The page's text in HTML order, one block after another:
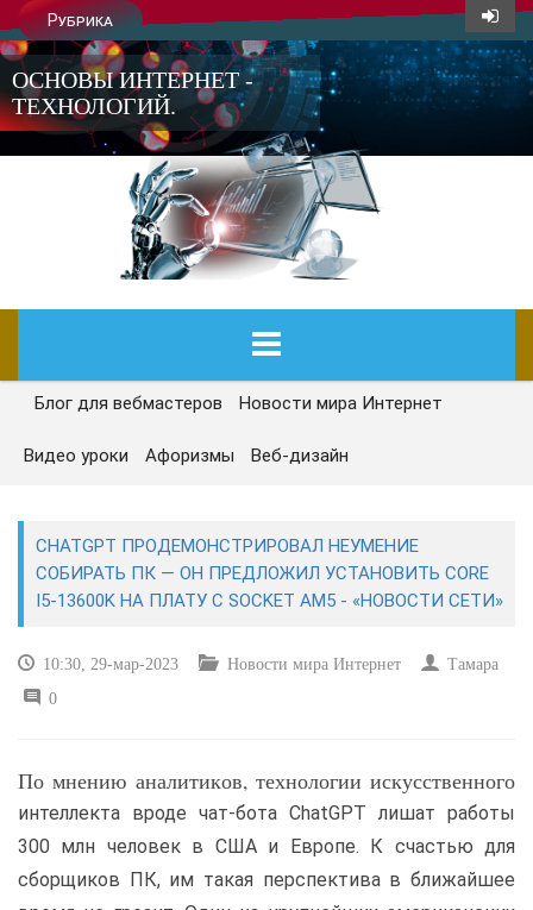
Рубрика
ОСНОВЫ ИНТЕРНЕТ -
ТЕХНОЛОГИЙ.
ГЛАВНАЯ
СЕГОДНЯ
ИНТЕРНЕТ И СВЯЗЬ
Блог для вебмастеров Новости мира Интернет
Видео уроки Афоризмы Веб-дизайн
CHATGPT ПРОДЕМОНСТРИРОВАЛ НЕУМЕНИЕ
СОБИРАТЬ ПК — ОН ПРЕДЛОЖИЛ УСТАНОВИТЬ CORE
I5-13600K НА ПЛАТУ С SOCKET AM5 - «НОВОСТИ СЕТИ»
10:30, 29-мар-2023 Новости мира Интернет
Тамара
0
По мнению аналитиков, технологии искусственного
интеллекта вроде чат-бота ChatGPT лишат работы
300 млн человек в США и Европе. К счастью для
сборщиков ПК, им такая перспектива в ближайшее